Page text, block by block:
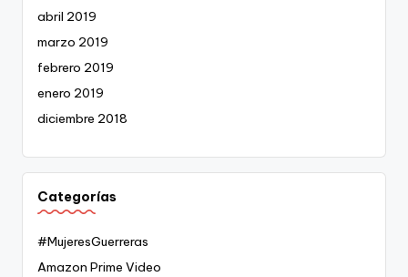
abril 2019
marzo 2019
febrero 2019
enero 2019
diciembre 2018
Categorías
#MujeresGuerreras
Amazon Prime Video